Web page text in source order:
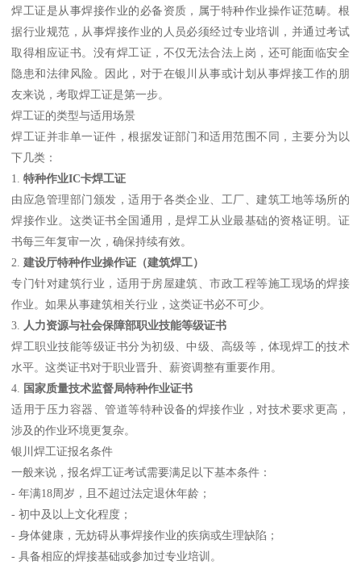
焊工证是从事焊接作业的必备资质，属于特种作业操作证范畴。根
据行业规范，从事焊接作业的人员必须经过专业培训，并通过考试
取得相应证书。没有焊工证，不仅无法合法上岗，还可能面临安全
隐患和法律风险。因此，对于在银川从事或计划从事焊接工作的朋
友来说，考取焊工证是第一步。
焊工证的类型与适用场景
焊工证并非单一证件，根据发证部门和适用范围不同，主要分为以
下几类：
1.特种作业IC卡焊工证
由应急管理部门颁发，适用于各类企业、工厂、建筑工地等场所的
焊接作业。这类证书全国通用，是焊工从业最基础的资格证明。证
书每三年复审一次，确保持续有效。
2.建设厅特种作业操作证（建筑焊工）
专门针对建筑行业，适用于房屋建筑、市政工程等施工现场的焊接
作业。如果从事建筑相关行业，这类证书必不可少。
3.
人力资源与社会保障部职业技能等级证书
焊工职业技能等级证书分为初级、中级、高级等，体现焊工的技术
水平。这类证书对于职业晋升、薪资调整有重要作用。
4. 国家质量技术监督局特种作业证书
适用于压力容器、管道等特种设备的焊接作业，对技术要求更高，
涉及的作业环境更复杂。
银川焊工证报名条件
一般来说，报名焊工证考试需要满足以下基本条件：
- 年满18周岁，且不超过法定退休年龄；
- 初中及以上文化程度；
- 身体健康，无妨碍从事焊接作业的疾病或生理缺陷；
- 具备相应的焊接基础或参加过专业培训。